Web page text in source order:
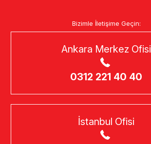
Bizimle İletişime Geçin:
Ankara Merkez Ofisi
0312 221 40 40
İstanbul Ofisi